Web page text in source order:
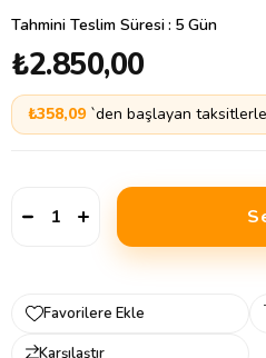
Tahmini Teslim Süresi: 5 Gün
₺2.850,00
₺358,09 `den başlayan taksitlerle
Favorilere Ekle
Karşılaştır